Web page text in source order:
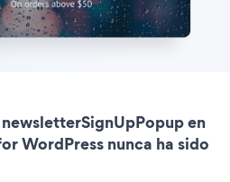
en
WordPress nunca ha sido